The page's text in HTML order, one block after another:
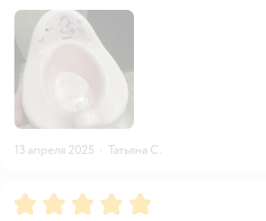
13 апреля 2025 · Татьяна С.
Рейтинг:5